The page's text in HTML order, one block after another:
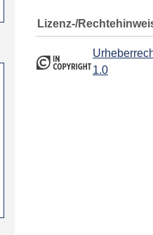
Lizenz-/
1.0